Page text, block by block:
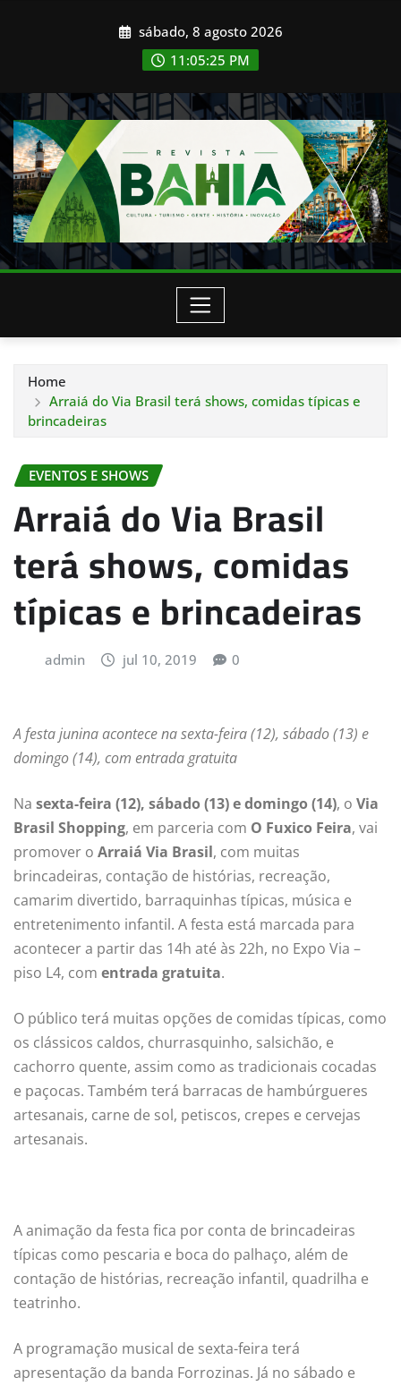
sábado, 8 agosto 2026
11:05:27 PM
Home
Arraiá do Via Brasil terá shows, comidas típicas e
brincadeiras
EVENTOS E SHOWS
Arraiá do Via Brasil
terá shows, comidas
típicas e brincadeiras
admin jul 10, 2019 0
A festa junina acontece na sexta-feira (12), sábado (13) e
domingo (14), com entrada gratuita
Na sexta-feira (12), sábado (13) e domingo (14), o Via
Brasil Shopping, em parceria com O Fuxico Feira, vai
promover o Arraiá Via Brasil, com muitas
brincadeiras, contação de histórias, recreação,
camarim divertido, barraquinhas típicas, música e
entretenimento infantil. A festa está marcada para
acontecer a partir das 14h até às 22h, no Expo Via –
piso L4, com entrada gratuita.
O público terá muitas opções de comidas típicas, como
os clássicos caldos, churrasquinho, salsichão, e
cachorro quente, assim como as tradicionais cocadas
e paçocas. Também terá barracas de hambúrgueres
artesanais, carne de sol, petiscos, crepes e cervejas
artesanais.
A animação da festa fica por conta de brincadeiras
típicas como pescaria e boca do palhaço, além de
contação de histórias, recreação infantil, quadrilha e
teatrinho.
A programação musical de sexta-feira terá
apresentação da banda Forrozinas. Já no sábado e